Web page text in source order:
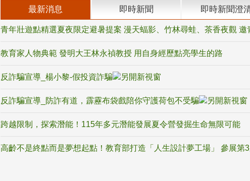
最新消息 即時新聞 即時新聞澄
青年壯遊點精選夏夜限定避暑提案 漫天蝠影、竹林尋蛙、茶香夜觀 邀
教育家人物典範 發明大王林永禎教授 用自身經歷點亮學生的路
反詐騙宣導_楊小黎-假投資詐騙
反詐騙宣導_防詐有道，霹靂布袋戲陪你守護荷包不受騙
跨越限制，探索潛能！115年多元潛能發展夏令營發掘生命無限可能
高齡不是終點而是夢想起點！教育部打造「人生設計夢工場」 參展第